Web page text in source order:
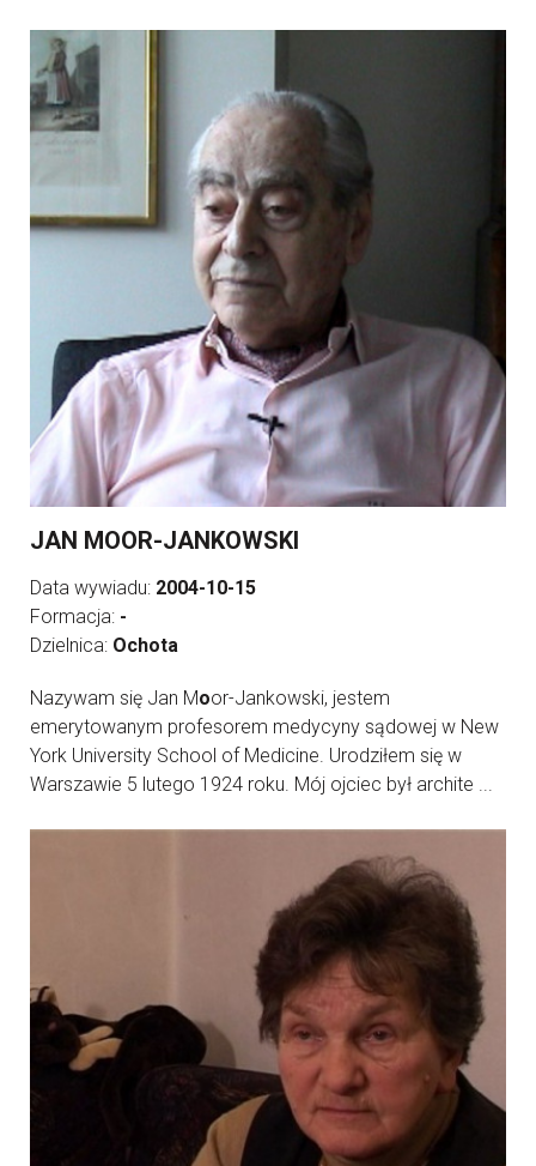
JAN MOOR-JANKOWSKI
Data wywiadu: 2004-10-15
Formacja: -
Dzielnica: Ochota
Nazywam się Jan Moor-Jankowski, jestem
emerytowanym profesorem medycyny sądowej w New
York University School of Medicine. Urodziłem się w
Warszawie 5 lutego 1924 roku. Mój ojciec był archite ...